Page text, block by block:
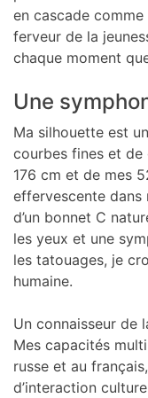
en cascade comme
ferveur de la
chaque moment
Une
Ma silhouette est
courbes fines et de
176 cm et de mes
effervescente dans
d’un bonnet C
les yeux et une
les tatouages, je
humaine.
Un connaisseur de
Mes capacités
russe et au
d’interaction